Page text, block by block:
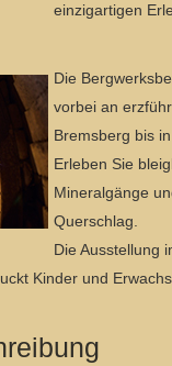
einzigartigen
Die
vorbei an
Bremsberg bis
Erleben Sie
Mineralgänge
Querschlag.
Die Ausstellung
Kinder und